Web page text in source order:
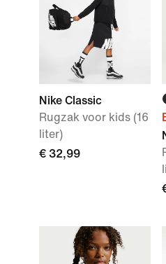
Nike Classic
Rugzak voor kids (16
liter)
€ 32,99